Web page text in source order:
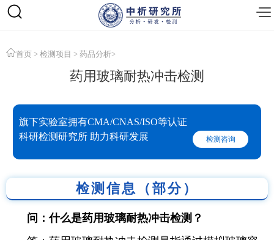
首页 > 检测项目 > 药品分析>
药用玻璃耐热冲击检测
旗下实验室拥有CMA/CNAS/ISO等认证
科研检测研究所 助力科研发展
检测咨询
检测信息（部分）
问：什么是药用玻璃耐热冲击检测？